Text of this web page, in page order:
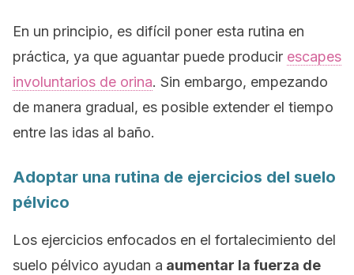
En un principio, es difícil poner esta rutina en
práctica, ya que aguantar puede producir escapes
involuntarios de orina. Sin embargo, empezando
de manera gradual, es posible extender el tiempo
entre las idas al baño.
Adoptar una rutina de ejercicios del suelo
pélvico
Los ejercicios enfocados en el fortalecimiento del
suelo pélvico ayudan a aumentar la fuerza de